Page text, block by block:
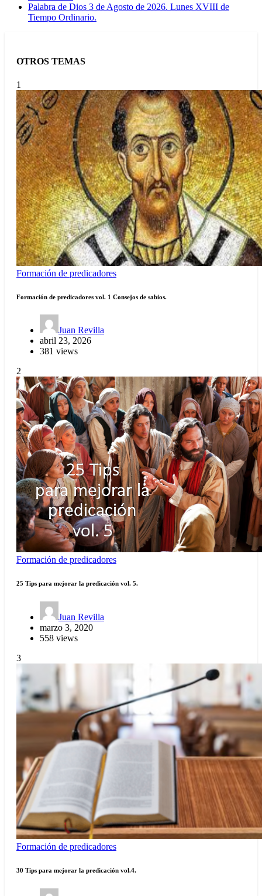
Palabra de Dios 3 de Agosto de 2026. Lunes XVIII de
Tiempo Ordinario.
OTROS TEMAS
1
Formación de predicadores
Formación de predicadores vol. 1 Consejos de sabios.
Juan Revilla
abril 23, 2026
381 views
2
Formación de predicadores
25 Tips para mejorar la predicación vol. 5.
Juan Revilla
marzo 3, 2020
558 views
3
Formación de predicadores
30 Tips para mejorar la predicación vol.4.